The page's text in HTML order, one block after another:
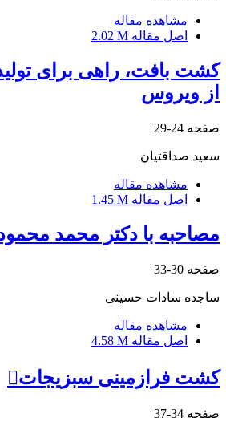
مشاهده مقاله
اصل مقاله 2.02 M
کشت بافت، راهی برای
از ویروس
صفحه 24-29
سعید صداقتیان
مشاهده مقاله
اصل مقاله 1.45 M
مصاحبه با دکتر محمد
صفحه 30-33
ساجده سادات حسینی
مشاهده مقاله
اصل مقاله 4.58 M
کشت فرازمینی سبزیجات
صفحه 34-37